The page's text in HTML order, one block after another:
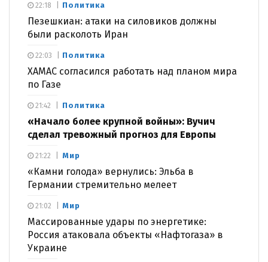
Политика
Пезешкиан: атаки на силовиков должны
были расколоть Иран
22:18
Политика
ХАМАС согласился работать над планом мира
по Газе
22:03
Политика
«Начало более крупной войны»: Вучич
сделал тревожный прогноз для Европы
21:42
Мир
«Камни голода» вернулись: Эльба в
Германии стремительно мелеет
21:22
Мир
Массированные удары по энергетике:
Россия атаковала объекты «Нафтогаза» в
Украине
21:02